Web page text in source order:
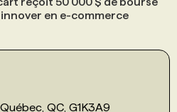
en e-commerce
QC, G1K3A9